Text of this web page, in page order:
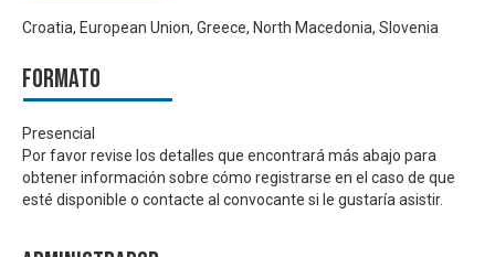
Croatia, European Union, Greece, North Macedonia, Slovenia
Formato
Presencial
Por favor revise los detalles que encontrará más abajo para
obtener información sobre cómo registrarse en el caso de que
esté disponible o contacte al convocante si le gustaría asistir.